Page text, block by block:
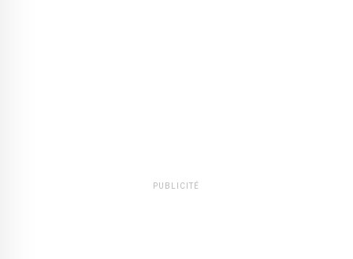
PUBLICITÉ